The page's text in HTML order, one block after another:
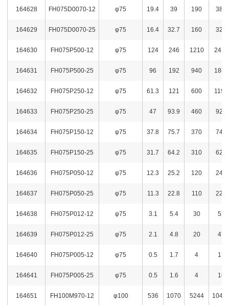
164628 FH075D0070-12 φ75 19.4 39 190 382
164629 FH075D0070-25 φ75 16.4 32.7 160 320
164630 FH075P500-12 φ75 124 246 1210 2418
164631 FH075P500-25 φ75 96 192 940 1882
164632 FH075P250-12 φ75 61.3 121 600 1193
164633 FH075P250-25 φ75 47 93.9 460 920
164634 FH075P150-12 φ75 37.8 75.7 370 742
164635 FH075P150-25 φ75 31.7 64.2 310 629
164636 FH075P050-12 φ75 12.3 25.2 120 247
164637 FH075P050-25 φ75 11.3 22.8 110 223
164638 FH075P012-12 φ75 3.1 5.4 30 53
164639 FH075P012-25 φ75 2.1 4.8 20 47
164640 FH075P005-12 φ75 0.5 1.7 4 17
164641 FH075P005-25 φ75 0.5 1.6 4 16
164651 FH100M970-12 φ100 536 1070 5244